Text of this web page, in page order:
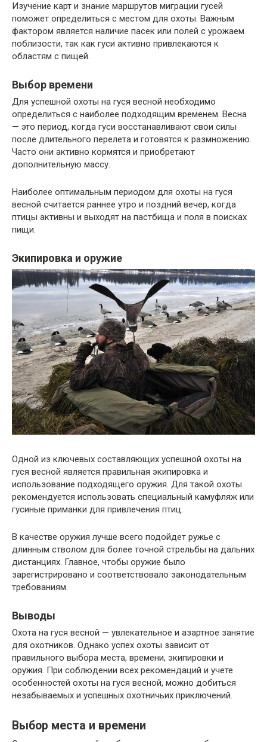
Изучение карт и знание маршрутов миграции гусей
поможет определиться с местом для охоты. Важным
фактором является наличие пасек или полей с урожаем
поблизости, так как гуси активно привлекаются к
областям с пищей.
Выбор времени
Для успешной охоты на гуся весной необходимо
определиться с наиболее подходящим временем. Весна
— это период, когда гуси восстанавливают свои силы
после длительного перелета и готовятся к размножению.
Часто они активно кормятся и приобретают
дополнительную массу.
Наиболее оптимальным периодом для охоты на гуся
весной считается раннее утро и поздний вечер, когда
птицы активны и выходят на пастбища и поля в поисках
пищи.
Экипировка и оружие
Одной из ключевых составляющих успешной охоты на
гуся весной является правильная экипировка и
использование подходящего оружия. Для такой охоты
рекомендуется использовать специальный камуфляж или
гусиные приманки для привлечения птиц.
В качестве оружия лучше всего подойдет ружье с
длинным стволом для более точной стрельбы на дальних
дистанциях. Главное, чтобы оружие было
зарегистрировано и соответствовало законодательным
требованиям.
Выводы
Охота на гуся весной — увлекательное и азартное занятие
для охотников. Однако успех охоты зависит от
правильного выбора места, времени, экипировки и
оружия. При соблюдении всех рекомендаций и учете
особенностей охоты на гуся весной, можно добиться
незабываемых и успешных охотничьих приключений.
Выбор места и времени